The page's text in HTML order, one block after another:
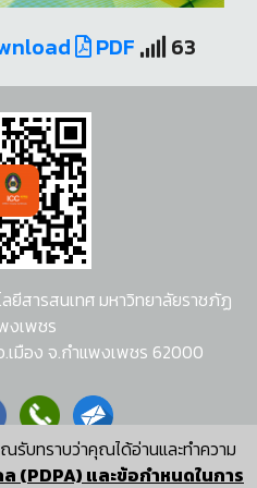
PDF 63
รับทราบว่าคุณได้อ่านและทำความ
(PDPA) และข้อกำหนดในการ
ยีสารสนเทศ มหาวิทยาลัยราชภัฏ
งเพชร
เมือง จ.กำแพงเพชร 62000
อนุชา พวงผกา